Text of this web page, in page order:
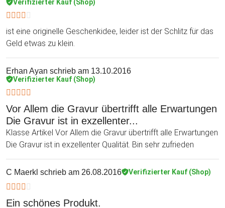
Verifizierter Kauf (Shop)
ist eine originelle Geschenkidee, leider ist der Schlitz für das
Geld etwas zu klein.
Erhan Ayan schrieb am 13.10.2016
Verifizierter Kauf (Shop)
Vor Allem die Gravur übertrifft alle Erwartungen
Die Gravur ist in exzellenter...
Klasse Artikel Vor Allem die Gravur übertrifft alle Erwartungen
Die Gravur ist in exzellenter Qualität. Bin sehr zufrieden
C Maerkl schrieb am 26.08.2016 Verifizierter Kauf (Shop)
Ein schönes Produkt.